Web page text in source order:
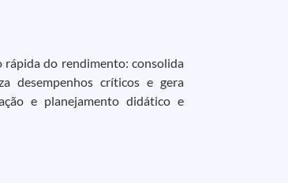
rápida do rendimento: consolida
desempenhos críticos e gera
e planejamento didático e